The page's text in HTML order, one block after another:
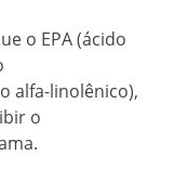
o EPA (ácido
alfa-linolênico),
o